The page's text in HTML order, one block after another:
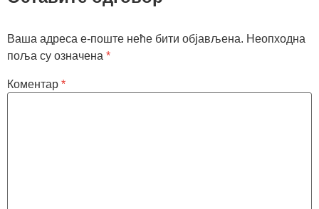
Ваша адреса е-поште неће бити објављена. Неопходна
поља су означена *
Коментар *